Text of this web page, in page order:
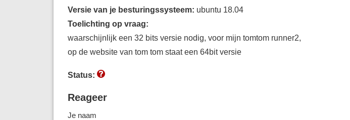
Versie van je besturingssysteem: ubuntu 18.04
Toelichting op vraag:
waarschijnlijk een 32 bits versie nodig, voor mijn tomtom runner2,
op de website van tom tom staat een 64bit versie
Status:
Reageer
Je naam